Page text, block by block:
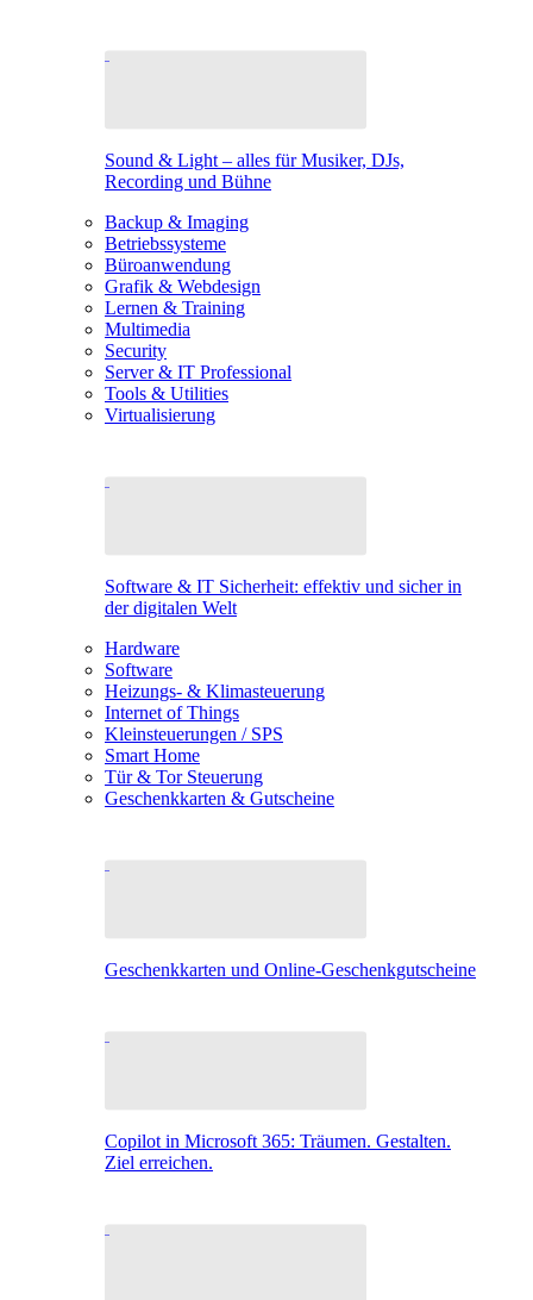
Sound & Light – alles für Musiker, DJs,
Recording und Bühne
Backup & Imaging
Betriebssysteme
Büroanwendung
Grafik & Webdesign
Lernen & Training
Multimedia
Security
Server & IT Professional
Tools & Utilities
Virtualisierung
Software & IT Sicherheit: effektiv und sicher in
der digitalen Welt
Hardware
Software
Heizungs- & Klimasteuerung
Internet of Things
Kleinsteuerungen / SPS
Smart Home
Tür & Tor Steuerung
Geschenkkarten & Gutscheine
Geschenkkarten und Online-Geschenkgutscheine
Copilot in Microsoft 365: Träumen. Gestalten.
Ziel erreichen.